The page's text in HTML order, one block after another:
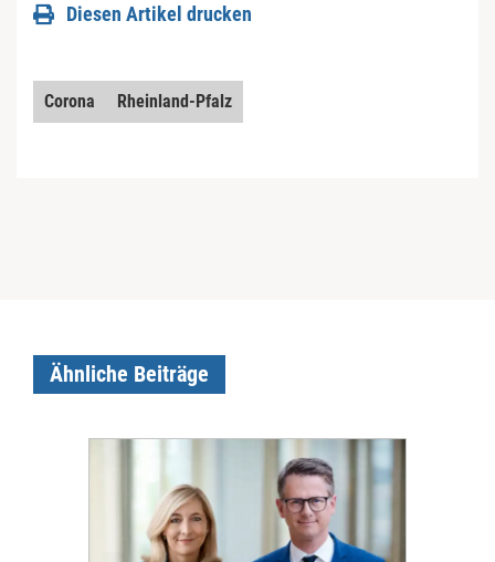
Diesen Artikel drucken
Corona Rheinland-Pfalz
Ähnliche Beiträge